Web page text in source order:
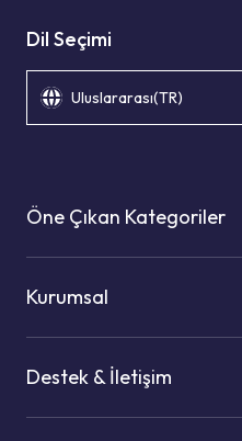
Dil Seçimi
Uluslararası(TR)
Öne Çıkan Kategoriler
Kurumsal
Destek & İletişim